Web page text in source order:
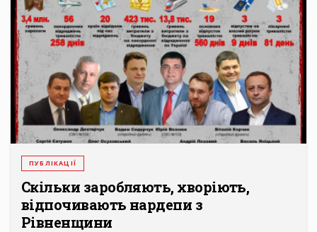
ПУБЛІКАЦІЇ
Скільки заробляють, хворіють,
відпочивають нардепи з
Рівненщини